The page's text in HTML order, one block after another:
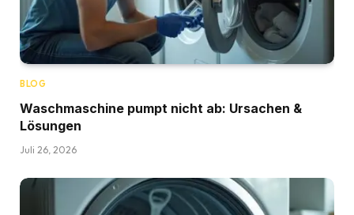
BLOG
Waschmaschine pumpt nicht ab: Ursachen &
Lösungen
Juli 26, 2026